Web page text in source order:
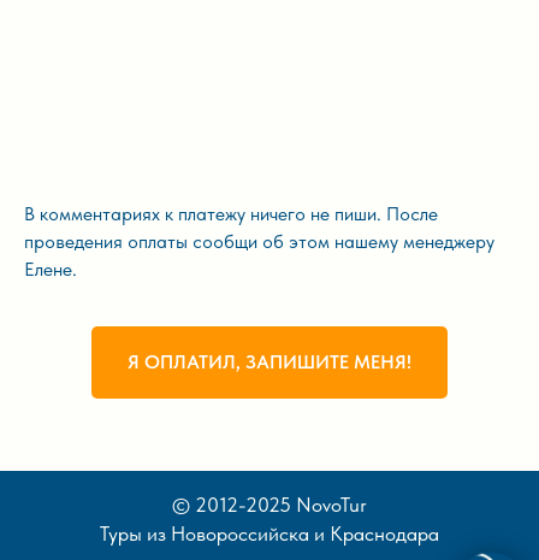
В комментариях к платежу ничего не пиши. После
проведения оплаты сообщи об этом нашему менеджеру
Елене.
Я ОПЛАТИЛ, ЗАПИШИТЕ МЕНЯ!
© 2012-2025 NovoTur
Туры из Новороссийска и Краснодара